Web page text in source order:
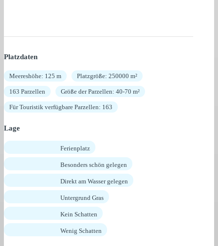
Platzdaten
Meereshöhe: 125 m Platzgröße: 250000 m²
163 Parzellen Größe der Parzellen: 40-70 m²
Für Touristik verfügbare Parzellen: 163
Lage
Ferienplatz
Besonders schön gelegen
Direkt am Wasser gelegen
Untergrund Gras
Kein Schatten
Wenig Schatten